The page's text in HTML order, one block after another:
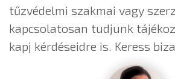
tűzvédelmi szakmai vagy
kapcsolatosan tudjunk
kapj kérdéseidre is. Keress